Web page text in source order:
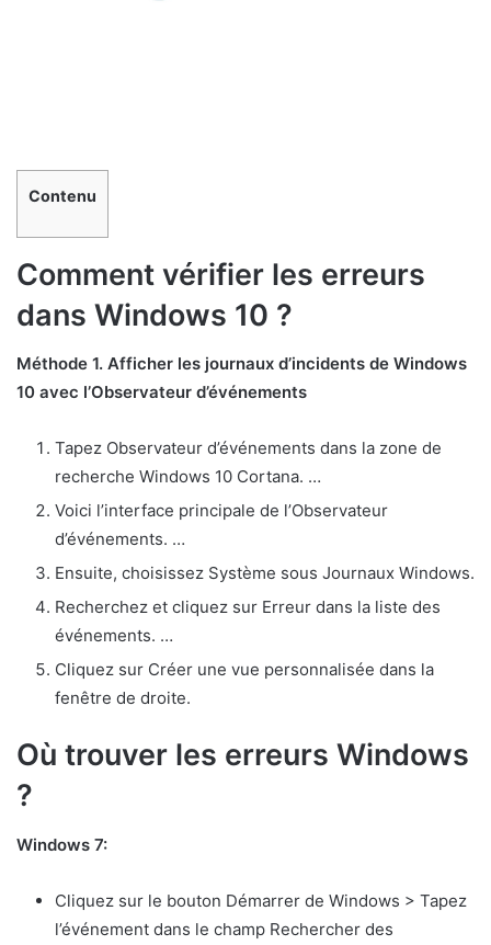
Contenu
Comment vérifier les erreurs
dans Windows 10 ?
Méthode 1. Afficher les journaux d’incidents de Windows
10 avec l’Observateur d’événements
Tapez Observateur d’événements dans la zone de
recherche Windows 10 Cortana. …
Voici l’interface principale de l’Observateur
d’événements. …
Ensuite, choisissez Système sous Journaux Windows.
Recherchez et cliquez sur Erreur dans la liste des
événements. …
Cliquez sur Créer une vue personnalisée dans la
fenêtre de droite.
Où trouver les erreurs Windows
?
Windows 7:
Cliquez sur le bouton Démarrer de Windows > Tapez
l’événement dans le champ Rechercher des